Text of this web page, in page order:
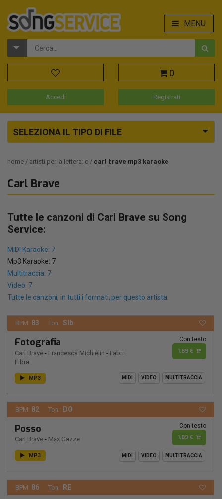
MENU
0
Accedi Registrati
SELEZIONA IL TIPO DI FILE
home artisti per la lettera: c carl brave mp3 karaoke
Carl Brave
Tutte le canzoni di Carl Brave su Song
Service:
MIDI Karaoke: 7
Mp3 Karaoke: 7
Multitraccia: 7
Video: 7
Tutte le canzoni, in tutti i formati, per questo artista.
BPM: 83 Ton.: SIb
Fotografia
Carl Brave - Francesca Michielin - Fabri
Fibra
Con testo
1,89 €
MP3 MIDI VIDEO MULTITRACCIA
BPM: 82 Ton.: DO
Posso
Carl Brave - Max Gazzè
Con testo
1,89 €
MP3 MIDI VIDEO MULTITRACCIA
BPM: 86 Ton.: RE